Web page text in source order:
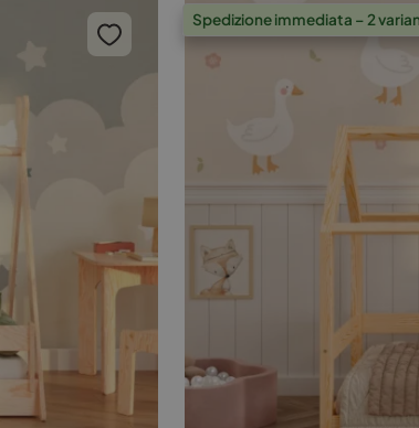
Spedizione immediata – 2